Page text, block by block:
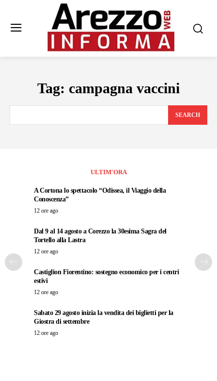
Tag: campagna vaccini
SEARCH
ULTIM'ORA
A Cortona lo spettacolo “Odissea, il Viaggio della
Conoscenza”
12 ore ago
Dal 9 al 14 agosto a Corezzo la 30esima Sagra del
Tortello alla Lastra
12 ore ago
Castiglion Fiorentino: sostegno economico per i centri
estivi
12 ore ago
Sabato 29 agosto inizia la vendita dei biglietti per la
Giostra di settembre
12 ore ago